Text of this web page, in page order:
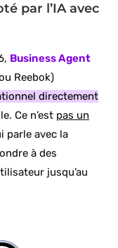
par l’IA avec
Business Agent
Reebok)
directement
Ce n’est pas un
parle avec la
à des
jusqu’au